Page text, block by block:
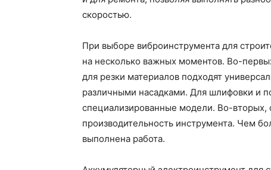
скоростью.
При выборе виброинструмента для
на несколько важных моментов. Во-
для резки материалов подходят
различными насадками. Для шлифовки и
специализированные модели. Во-вторых,
производительность инструмента. Чем
выполнена работа.